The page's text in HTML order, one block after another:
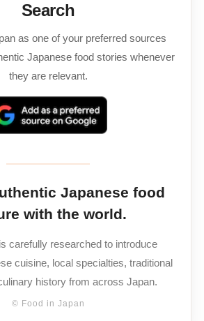
Search
as one of your preferred sources
Japanese food stories whenever
they are relevant.
Japanese food
with the world.
carefully researched to introduce
cuisine, local specialties, traditional
history from across Japan.
© Food in Japan